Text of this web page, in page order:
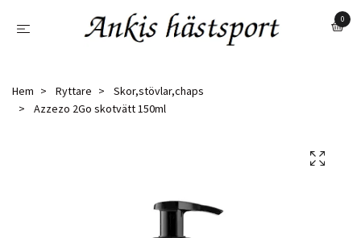
0
Hem Ryttare
Skor,stövlar,chaps
Azzezo 2Go skotvätt 150ml